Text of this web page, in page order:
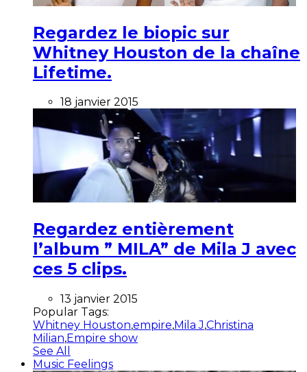
Regardez le biopic sur
Whitney Houston de la chaîne
Lifetime.
18 janvier 2015
Regardez entièrement
l’album ” MILA” de Mila J avec
ces 5 clips.
13 janvier 2015
Popular Tags:
Whitney Houston,empire,Mila J,Christina
Milian,Empire show
See All
Music Feelings